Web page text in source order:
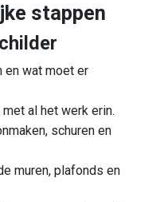
stappen
en wat moet er
al het werk erin.
schuren en
muren, plafonds en